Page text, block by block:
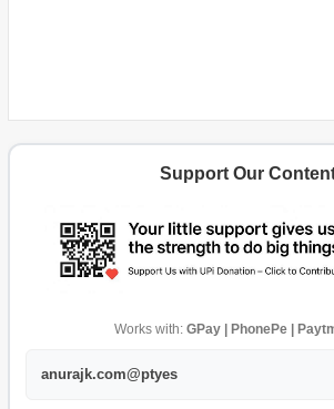
Support Our
Works with: GPay | PhonePe |
anurajk.com@ptyes